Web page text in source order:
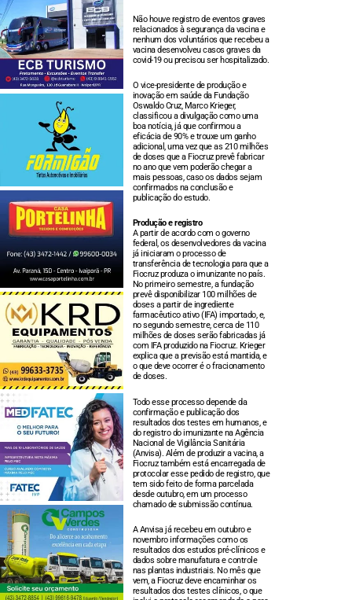
Não houve registro de eventos graves
relacionados à segurança da vacina e
nenhum dos voluntários que recebeu a
vacina desenvolveu casos graves da
covid-19 ou precisou ser hospitalizado.
O vice-presidente de produção e
inovação em saúde da Fundação
Oswaldo Cruz, Marco Krieger,
classificou a divulgação como uma
boa notícia, já que confirmou a
eficácia de 90% e trouxe um ganho
adicional, uma vez que as 210 milhões
de doses que a Fiocruz prevê fabricar
no ano que vem poderão chegar a
mais pessoas, caso os dados sejam
confirmados na conclusão e
publicação do estudo.
Produção e registro
A partir de acordo com o governo
federal, os desenvolvedores da vacina
já iniciaram o processo de
transferência de tecnologia para que a
Fiocruz produza o imunizante no país.
No primeiro semestre, a fundação
prevê disponibilizar 100 milhões de
doses a partir de ingrediente
farmacêutico ativo (IFA) importado, e,
no segundo semestre, cerca de 110
milhões de doses serão fabricadas já
com IFA produzido na Fiocruz. Krieger
explica que a previsão está mantida, e
o que deve ocorrer é o fracionamento
de doses.
Todo esse processo depende da
confirmação e publicação dos
resultados dos testes em humanos, e
do registro do imunizante na Agência
Nacional de Vigilância Sanitária
(Anvisa). Além de produzir a vacina, a
Fiocruz também está encarregada de
protocolar esse pedido de registro, que
tem sido feito de forma parcelada
desde outubro, em um processo
chamado de submissão contínua.
A Anvisa já recebeu em outubro e
novembro informações como os
resultados dos estudos pré-clínicos e
dados sobre manufatura e controle
nas plantas industriais. No mês que
vem, a Fiocruz deve encaminhar os
resultados dos testes clínicos, o que